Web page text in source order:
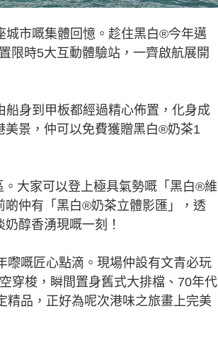
城市嘅集體回憶。趁住黑白®今年邁
限時5大互動體驗站，一齊啟航展開
身到甲板都經過精心佈置，化身成
美景，仲可以免費獲贈黑白®奶茶1
大家可以登上極具氣勢嘅「黑白®維
仲有「黑白®奶茶立體影匯」，透
醇香湧現嘅一刻！
嘅匠心點滴。現場仲設有文青必玩
穿梭，瞬間置身舊式大排檔、70年代
品，正好為呢次港味之旅畫上完美